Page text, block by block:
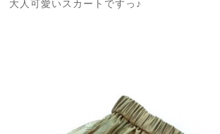
大人可愛いスカートですっ♪